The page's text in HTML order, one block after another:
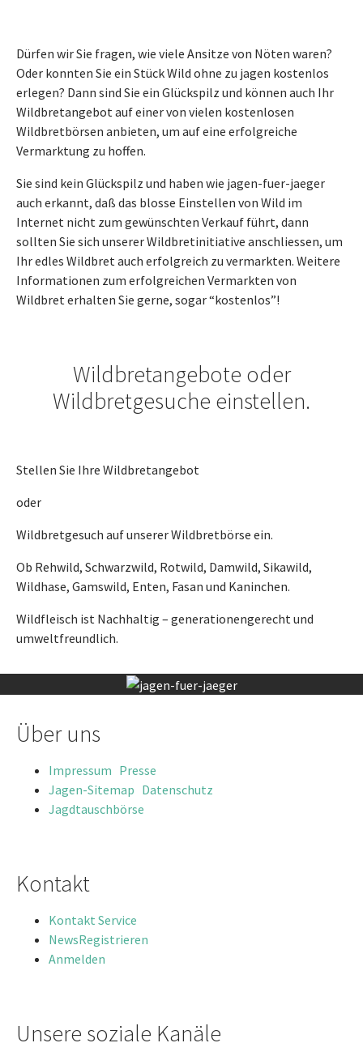
Dürfen wir Sie fragen, wie viele Ansitze von Nöten waren?
Oder konnten Sie ein Stück Wild ohne zu jagen kostenlos
erlegen? Dann sind Sie ein Glückspilz und können auch Ihr
Wildbretangebot auf einer von vielen kostenlosen
Wildbretbörsen anbieten, um auf eine erfolgreiche
Vermarktung zu hoffen.
Sie sind kein Glückspilz und haben wie jagen-fuer-jaeger
auch erkannt, daß das blosse Einstellen von Wild im
Internet nicht zum gewünschten Verkauf führt, dann
sollten Sie sich unserer Wildbretinitiative anschliessen, um
Ihr edles Wildbret auch erfolgreich zu vermarkten. Weitere
Informationen zum erfolgreichen Vermarkten von
Wildbret erhalten Sie gerne, sogar “kostenlos”!
Wildbretangebote oder
Wildbretgesuche einstellen.
Stellen Sie Ihre Wildbretangebot
oder
Wildbretgesuch auf unserer Wildbretbörse ein.
Ob Rehwild, Schwarzwild, Rotwild, Damwild, Sikawild,
Wildhase, Gamswild, Enten, Fasan und Kaninchen.
Wildfleisch ist Nachhaltig – generationengerecht und
umweltfreundlich.
Über uns
Impressum Presse
Jagen-Sitemap Datenschutz
Jagdtauschbörse
Kontakt
Kontakt Service
NewsRegistrieren
Anmelden
Unsere soziale Kanäle